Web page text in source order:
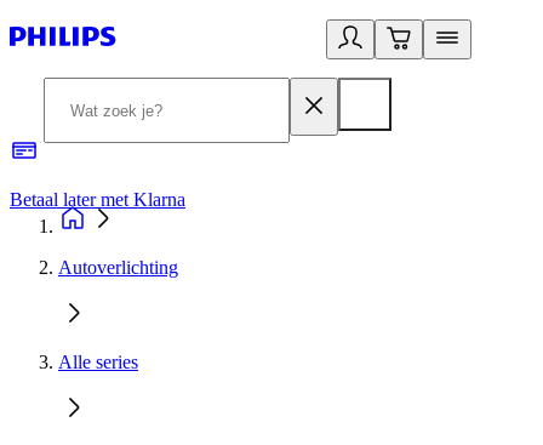
Betaal later met Klarna
Autoverlichting
Alle series